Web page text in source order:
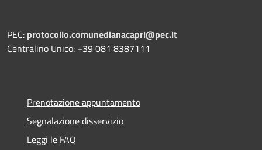
PEC: protocollo.comunedianacapri@pec.it
Centralino Unico: +39 081 8387111
Prenotazione appuntamento
Segnalazione disservizio
Leggi le FAQ